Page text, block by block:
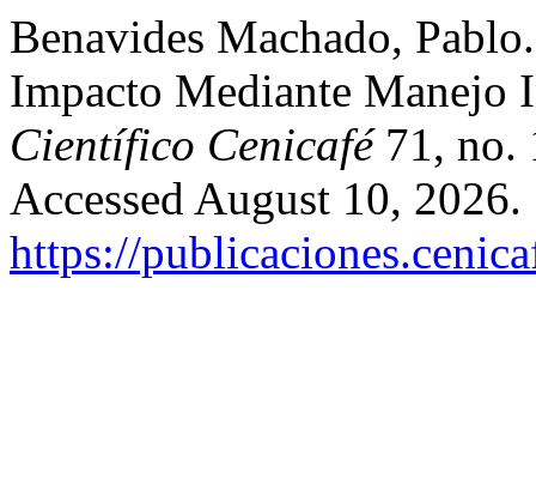
Benavides Machado,
Impacto Mediante Manejo
Científico Cenicafé71, no.
Accessed August 10, 2026.
https://